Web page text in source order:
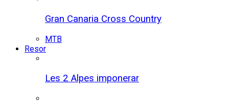
Gran Canaria Cross Country
MTB
Resor
Les 2 Alpes imponerar